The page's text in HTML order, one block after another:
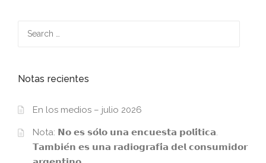
Notas recientes
En los medios – julio 2026
Nota: 𝗡𝗼 𝗲𝘀 𝘀𝗼́𝗹𝗼 𝘂𝗻𝗮 𝗲𝗻𝗰𝘂𝗲𝘀𝘁𝗮 𝗽𝗼𝗹𝗶́𝘁𝗶𝗰𝗮.
𝗧𝗮𝗺𝗯𝗶𝗲́𝗻 𝗲𝘀 𝘂𝗻𝗮 𝗿𝗮𝗱𝗶𝗼𝗴𝗿𝗮𝗳𝗶́𝗮 𝗱𝗲𝗹 𝗰𝗼𝗻𝘀𝘂𝗺𝗶𝗱𝗼𝗿